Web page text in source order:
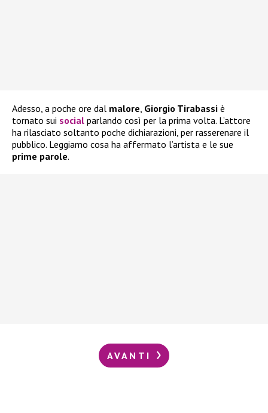
Adesso, a poche ore dal malore, Giorgio Tirabassi è
tornato sui social parlando così per la prima volta. L’attore
ha rilasciato soltanto poche dichiarazioni, per rasserenare il
pubblico. Leggiamo cosa ha affermato l’artista e le sue
prime parole.
AVANTI